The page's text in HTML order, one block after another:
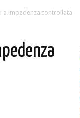
a impedenza controllata